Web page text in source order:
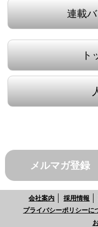
連載
ト
メルマガ登録
会社案内 採用情報
プライバシーポリシーに